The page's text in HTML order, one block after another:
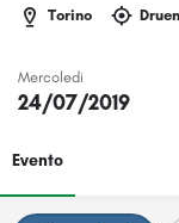
Torino
Mercoledi
24/07/2019
Evento